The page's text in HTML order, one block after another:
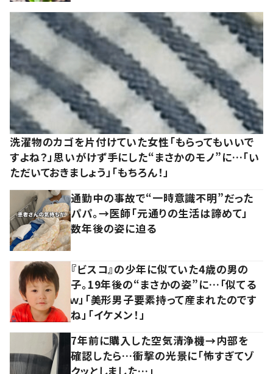
洗濯物のカゴを片付けていた女性「もらってもいいで
すよね？」思いがけず手にした“まさかのモノ”に…「い
ただいておきましょう」「もちろん！」
通勤中の事故で“一時意識不明”だった
パパ。→医師「元通りの生活は諦めて」
数年後の姿に迫る
『ビスコ』の少年に似ていた4歳の男の
子。19年後の“まさかの姿”に…「似てる
ｗ」「美形男子要素持って産まれたのです
ね」「イケメン！」
7年前に購入した空気清浄機→内部を
確認したら…衝撃の光景に「怖すぎてゾ
クッとしました…」